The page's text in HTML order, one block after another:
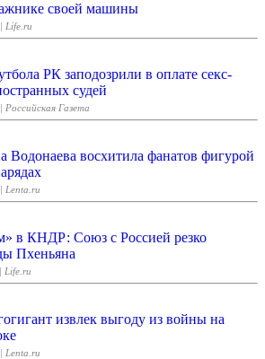
своей машины
| Life.ru
РК заподозрили в оплате секс-
судей
| Российская Газета
Водонаева восхитила фанатов фигурой
| Lenta.ru
в КНДР: Союз с Россией резко
Пхеньяна
| Life.ru
извлек выгоду из войны на
| Lenta.ru